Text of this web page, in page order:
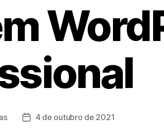
Data4 de outubro de 2021